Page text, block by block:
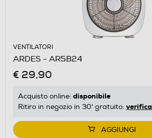
VENTILATORI
ARDES - AR5B24
€ 29,90
Acquisto online: disponibile
Ritiro in negozio in 30' gratuito: verifica
AGGIUNGI